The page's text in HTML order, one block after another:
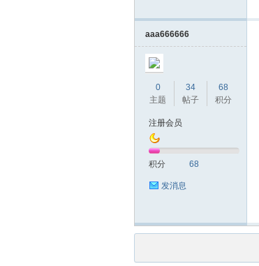
品
aaa666666
0
主题
34
帖子
68
积分
注册会员
积分 68
发消息